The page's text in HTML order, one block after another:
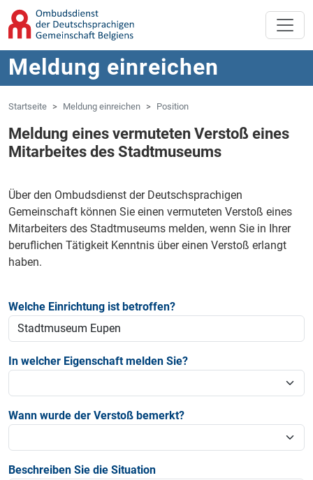
Zum Hauptinhalt springen
Meldung einreichen
Startseite Meldung einreichen Position
Meldung eines vermuteten Verstoß eines
Mitarbeites des Stadtmuseums
Über den Ombudsdienst der Deutschsprachigen
Gemeinschaft können Sie einen vermuteten Verstoß eines
Mitarbeiters des Stadtmuseums melden, wenn Sie in Ihrer
beruflichen Tätigkeit Kenntnis über einen Verstoß erlangt
haben.
Welche Einrichtung ist betroffen?
In welcher Eigenschaft melden Sie?
Wann wurde der Verstoß bemerkt?
Beschreiben Sie die Situation